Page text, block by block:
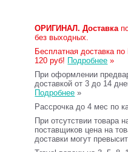
ОРИГИНАЛ. Доставка
без выходных.
Бесплатная доставка
120 руб! Подробнее »
При оформлении
доставкой от 3 до 14
Подробнее »
Рассрочка до 4 мес по
При отсутствии товара
поставщиков цена на
доставки могут